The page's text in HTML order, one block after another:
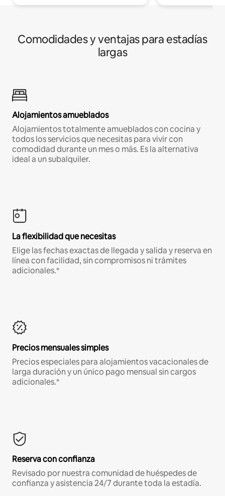
Comodidades y ventajas para estadías
largas
Alojamientos amueblados
Alojamientos totalmente amueblados con cocina y
todos los servicios que necesitas para vivir con
comodidad durante un mes o más. Es la alternativa
ideal a un subalquiler.
La flexibilidad que necesitas
Elige las fechas exactas de llegada y salida y reserva en
línea con facilidad, sin compromisos ni trámites
adicionales.*
Precios mensuales simples
Precios especiales para alojamientos vacacionales de
larga duración y un único pago mensual sin cargos
adicionales.*
Reserva con confianza
Revisado por nuestra comunidad de huéspedes de
confianza y asistencia 24/7 durante toda la estadía.